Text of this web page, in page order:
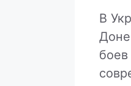
В